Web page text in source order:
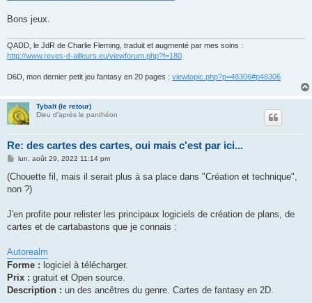
Bons jeux.
QADD, le JdR de Charlie Fleming, traduit et augmenté par mes soins :
http://www.reves-d-ailleurs.eu/viewforum.php?f=180
D6D, mon dernier petit jeu fantasy en 20 pages : viewtopic.php?p=48306#p48306
Tybalt (le retour)
Dieu d'après le panthéon
Re: des cartes des cartes, oui mais c'est par ici...
M
s
a
lun. août 29, 2022 11:14 pm
(Chouette fil, mais il serait plus à sa place dans "Création et technique",
non ?)
J'en profite pour relister les principaux logiciels de création de plans, de
cartes et de cartabastons que je connais :
Autorealm
Forme : logiciel à télécharger.
Prix : gratuit et Open source.
Description : un des ancêtres du genre. Cartes de fantasy en 2D.